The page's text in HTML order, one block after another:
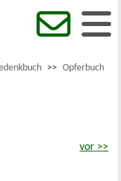
>> Opferbuch
vor >>